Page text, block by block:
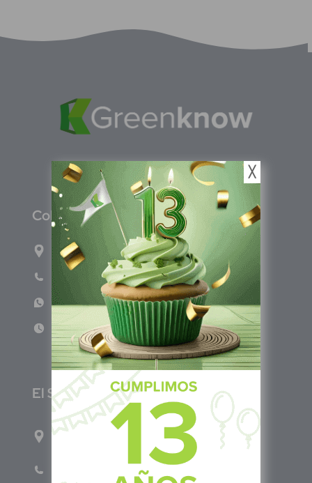
Colombia
Carrera 71G #117-67 INT 3 OFI 701
Teléfono: (601) 522 3869
WhatsApp: +57 317 4651554
Lun - Vie 8:00am - 5:00pm
El Salvador
1ro Cll Pte, y 61 Av Nte, #3206, Local 9, San
Teléfono: +503 6986 1402
╳